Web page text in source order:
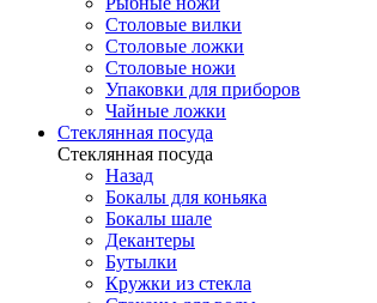
Столовые вилки
Столовые ложки
Столовые ножи
Упаковки для приборов
Чайные ложки
Стеклянная посуда
Стеклянная посуда
Назад
Бокалы для коньяка
Бокалы шале
Декантеры
Бутылки
Кружки из стекла